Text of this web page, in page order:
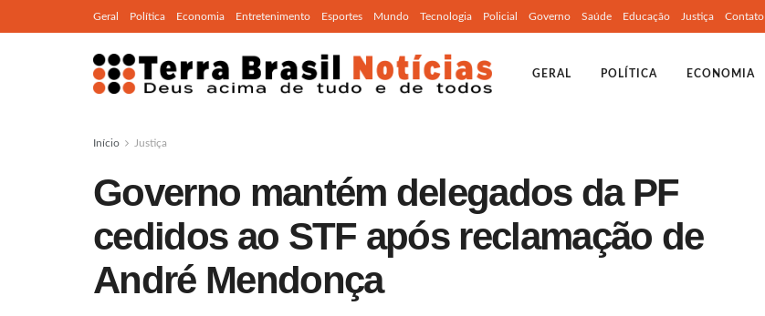
Geral Política Economia Entretenimento Esportes Mundo Tecnologia Policial Governo Saúde Educação Justiça Contato
GERAL POLÍTICA ECONOMIA
Início Justiça
Governo mantém delegados da PF
cedidos ao STF após reclamação de
André Mendonça